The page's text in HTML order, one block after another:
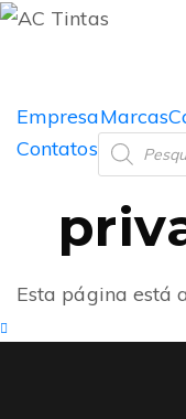
EmpresaMarcas
Contatos
Esta página está